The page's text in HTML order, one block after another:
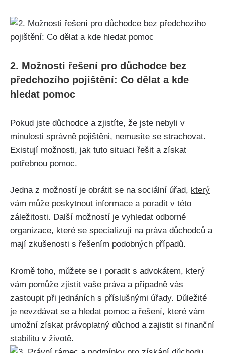
2. Možnosti řešení pro důchodce bez
předchozího pojištění: Co dělat a kde
hledat pomoc
Pokud jste důchodce a zjistíte, že jste nebyli v
minulosti správně pojištěni, nemusíte se strachovat.
Existují možnosti, jak tuto situaci řešit a získat
potřebnou pomoc.
Jedna z možností je obrátit se na sociální úřad, který
vám může poskytnout informace a poradit v této
záležitosti. Další možností je vyhledat odborné
organizace, které se specializují na práva důchodců a
mají zkušenosti s řešením podobných případů.
Kromě toho, můžete se i poradit s advokátem, který
vám pomůže zjistit vaše práva a případně vás
zastoupit při jednáních s příslušnými úřady. Důležité
je nevzdávat se a hledat pomoc a řešení, které vám
umožní získat právoplatný důchod a zajistit si finanční
stabilitu v životě.